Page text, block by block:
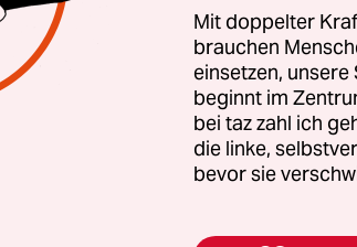
Prozent mehr bezahlen, 9,82
einer Mieterhöhung von bis zu
dürfen Vermieter ohne
innerhalb von drei Jahren
Mietspiegelwert nicht
Sozialbauten bei 7,59 Euro.
Mit doppelter
brauchen
einsetzen,
beginnt im
bei taz zahl ich
die linke,
bevor sie